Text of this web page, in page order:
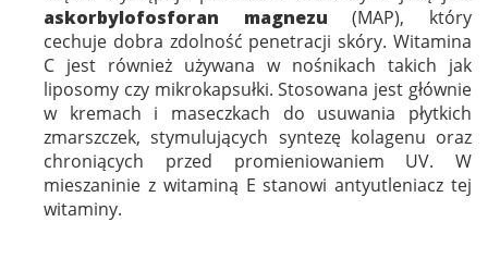
askorbylofosforan magnezu (MAP), który
cechuje dobra zdolność penetracji skóry. Witamina
C jest również używana w nośnikach takich jak
liposomy czy mikrokapsułki. Stosowana jest głównie
w kremach i maseczkach do usuwania płytkich
zmarszczek, stymulujących syntezę kolagenu oraz
chroniących przed promieniowaniem UV. W
mieszaninie z witaminą E stanowi antyutleniacz tej
witaminy.